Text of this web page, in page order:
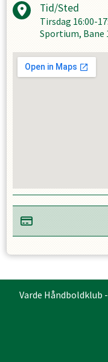
Tid/Sted
Tirsdag 16:00-
Sportium, Bane
Varde Håndboldklub